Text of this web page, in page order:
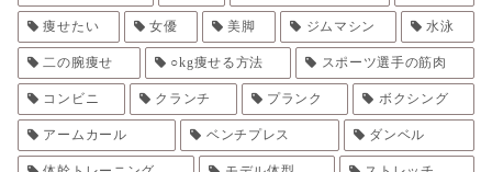
痩せたい 女優 美脚 ジムマシン 水泳
二の腕痩せ ○kg痩せる方法 スポーツ選手の筋肉
コンビニ クランチ プランク ボクシング
アームカール ベンチプレス ダンベル